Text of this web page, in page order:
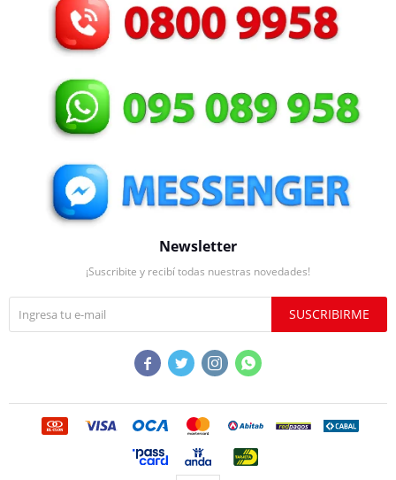
Newsletter
¡Suscribite y recibí todas nuestras novedades!
SUSCRIBIRME
   